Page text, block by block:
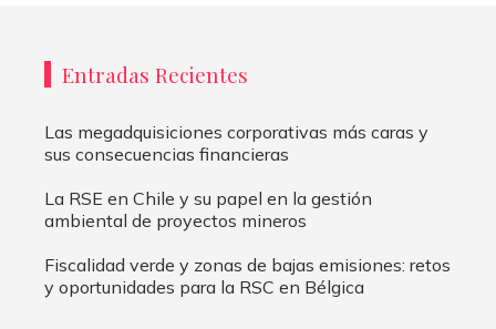
Entradas Recientes
Las megadquisiciones corporativas más caras y
sus consecuencias financieras
La RSE en Chile y su papel en la gestión
ambiental de proyectos mineros
Fiscalidad verde y zonas de bajas emisiones: retos
y oportunidades para la RSC en Bélgica